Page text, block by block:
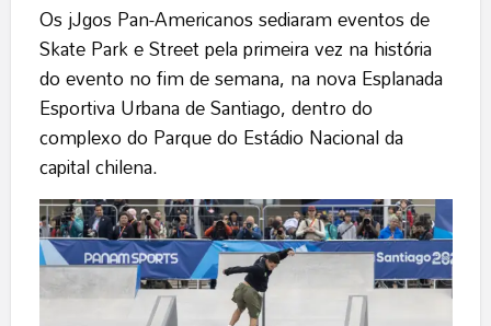
Os jJgos Pan-Americanos sediaram eventos de
Skate Park e Street pela primeira vez na história
do evento no fim de semana, na nova Esplanada
Esportiva Urbana de Santiago, dentro do
complexo do Parque do Estádio Nacional da
capital chilena.